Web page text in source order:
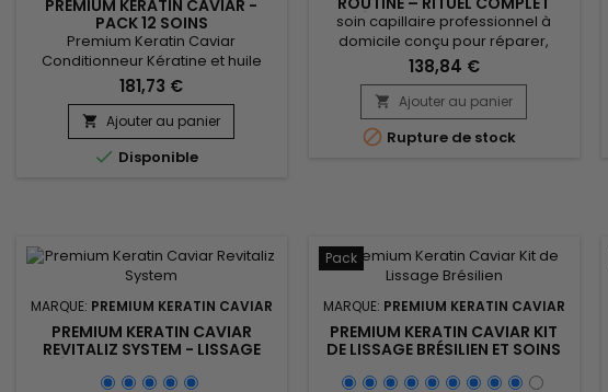
PREMIUM KERATIN CAVIAR -
PACK 12 SOINS
PROLONGATEURS DE LISSAGE
Premium Keratin Caviar
Conditionneur Kératine et huile
d'Argan&nbsp;est un soin ultra
réparateur et nourrissant pour
cheveux secs, abîmés.&nbsp; Soin
restructurant nutritif à très haute
concentration conçu pour tous
nourrit, gaine, lisse les...
181,73 €
 Ajouter au panier
 Disponible
RÉPARATEUR, LISSANT ET
PROTECTEUR
soin capillaire professionnel à
domicile conçu pour réparer,
lisser et sublimer les cheveux
abîmés, colorés ou fragilisés. Ce
kit complet comprend un
shampoing clarifiant, un lissage
brésilien à la kératine, un masque
138,84 €
 Ajouter au panier
 Rupture de stock
MARQUE: PREMIUM KERATIN CAVIAR
PREMIUM KERATIN CAVIAR
REVITALIZ SYSTEM - LISSAGE
Pack
MARQUE: PREMIUM KERATIN CAVIAR
PREMIUM KERATIN CAVIAR KIT
DE LISSAGE BRÉSILIEN ET SOINS